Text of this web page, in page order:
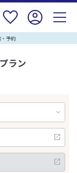
予約
ラン